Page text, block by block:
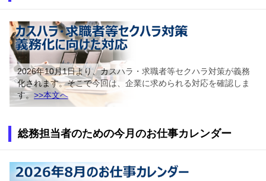
2026年10月1日より、カスハラ・求職者等セクハラ対策が義務
化されます。そこで今回は、企業に求められる対応を確認しま
す。 >>本文へ
総務担当者のための今月のお仕事カレンダー